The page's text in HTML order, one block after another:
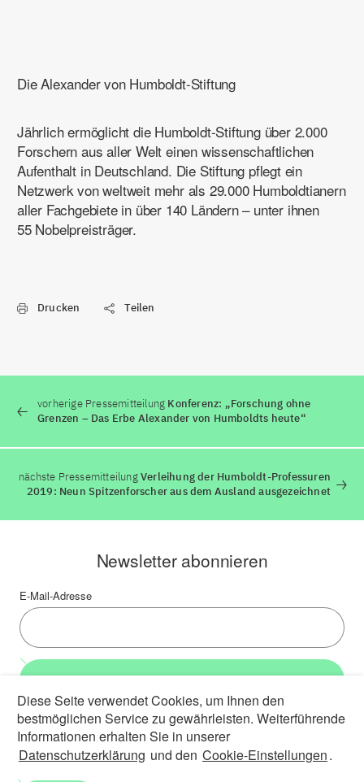
Die Alexander von Humboldt-Stiftung
Jährlich ermöglicht die Humboldt-Stiftung über 2.000
Forschern aus aller Welt einen wissenschaftlichen
Aufenthalt in Deutschland. Die Stiftung pflegt ein
Netzwerk von weltweit mehr als 29.000 Humboldtianern
aller Fachgebiete in über 140 Ländern – unter ihnen
55 Nobelpreisträger.
Drucken Teilen
vorherige Pressemitteilung Konferenz: „Forschung ohne
Grenzen – Das Erbe Alexander von Humboldts heute“
nächste PressemitteilungVerleihung der Humboldt-Professuren
2019: Neun Spitzenforscher aus dem Ausland ausgezeichnet
LinkedInBlueskyYouTube
Newsletter abonnieren
E-Mail-Adresse
Weiter
Diese Seite verwendet Cookies, um Ihnen den
bestmöglichen Service zu gewährleisten. Weiterführende
Informationen erhalten Sie in unserer
Datenschutzerklärung und den Cookie-Einstellungen.